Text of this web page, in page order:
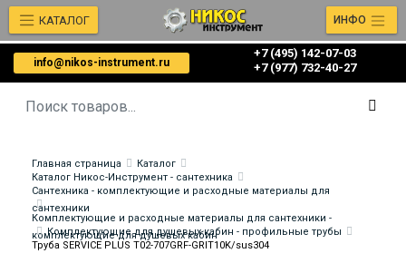
info@nikos-instrument.ru
+7 (495) 142-07-03
‎‎+7 (977) 732-40-27
КАТАЛОГ ИНФО
Главная страница
Каталог
Каталог Никос-Инструмент - сантехника
Сантехника - комплектующие и расходные материалы для
сантехники
Комплектующие и расходные материалы для сантехники -
комплектующие для душевых кабин
Комплектующие для душевых кабин - профильные трубы
Труба SERVICE PLUS Т02-707GRF-GRIT10K/sus304